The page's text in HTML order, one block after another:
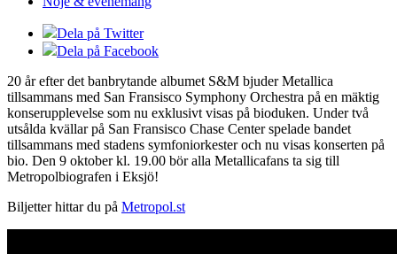
Dela på Twitter
Dela på Facebook
20 år efter det banbrytande albumet S&M bjuder Metallica
tillsammans med San Fransisco Symphony Orchestra på en mäktig
konserupplevelse som nu exklusivt visas på bioduken. Under två
utsålda kvällar på San Fransisco Chase Center spelade bandet
tillsammans med stadens symfoniorkester och nu visas konserten på
bio. Den 9 oktober kl. 19.00 bör alla Metallicafans ta sig till
Metropolbiografen i Eksjö!
Biljetter hittar du på Metropol.st